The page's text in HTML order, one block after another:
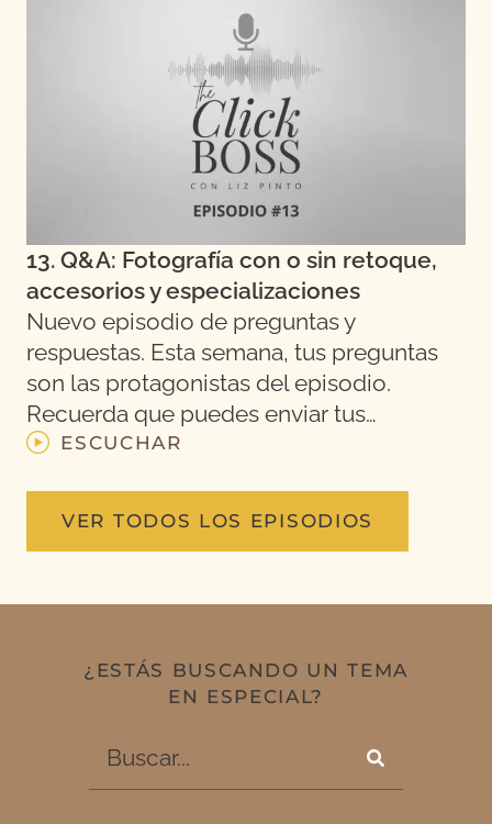
13. Q&A: Fotografía con o sin retoque,
accesorios y especializaciones
Nuevo episodio de preguntas y
respuestas. Esta semana, tus preguntas
son las protagonistas del episodio.
Recuerda que puedes enviar tus…
ESCUCHAR
VER TODOS LOS EPISODIOS
¿ESTÁS BUSCANDO UN TEMA
EN ESPECIAL?